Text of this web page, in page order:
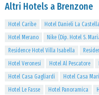
Altri Hotels a Brenzone
Hotel Caribe Hotel Danieli La
Hotel Merano
Nike (Dip. Hotel S.
Residence Hotel Villa Isabella
Hotel Veronesi
Hotel Al Pescatore
Hotel Casa Gagliardi
Hotel Casa
Hotel Le Fasse
Hotel Panoramica